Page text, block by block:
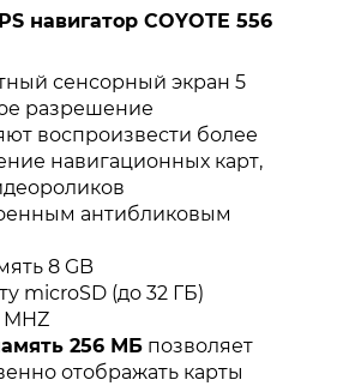
навигатор COYOTE 556
сенсорный экран 5
разрешение
воспроизвести более
навигационных карт,
антибликовым
8 GB
microSD (до 32 ГБ)
256 МБ позволяет
отображать карты